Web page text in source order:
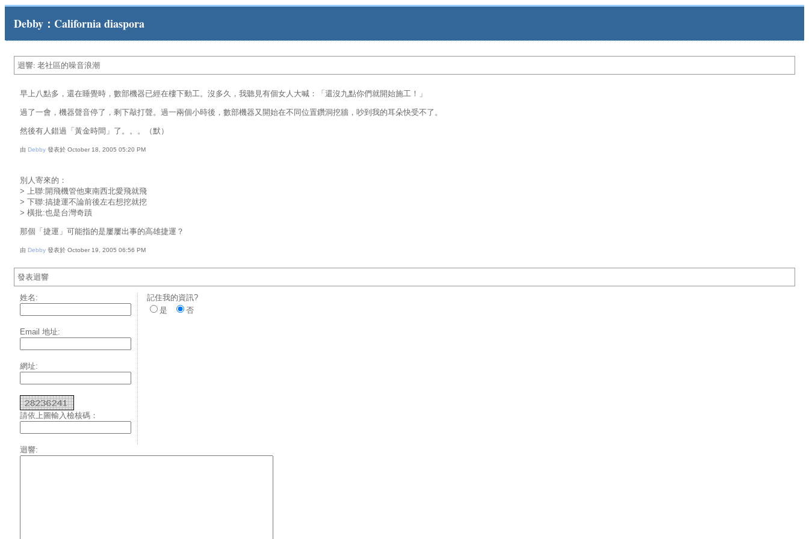
Debby：California diaspora
迴響: 老社區的噪音浪潮
早上八點多，還在睡覺時，數部機器已經在樓下動工。沒多久，我聽見有個女人大喊：「還沒九點你們就開始施工！」
過了一會，機器聲音停了，剩下敲打聲。過一兩個小時後，數部機器又開始在不同位置鑽洞挖牆，吵到我的耳朵快受不了。
然後有人錯過「黃金時間」了。。。（默）
由 Debby 發表於 October 18, 2005 05:20 PM
別人寄來的：
> 上聯:開飛機管他東南西北愛飛就飛
> 下聯:搞捷運不論前後左右想挖就挖
> 橫批:也是台灣奇蹟
那個「捷運」可能指的是屢屢出事的高雄捷運？
由 Debby 發表於 October 19, 2005 06:56 PM
發表迴響
姓名:
Email 地址:
網址:
請依上圖輸入檢核碼：
記住我的資訊?
是
否
迴響: